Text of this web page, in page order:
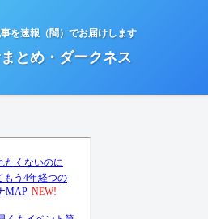
を速報（闇）でお届けします
とめ・ダークネス